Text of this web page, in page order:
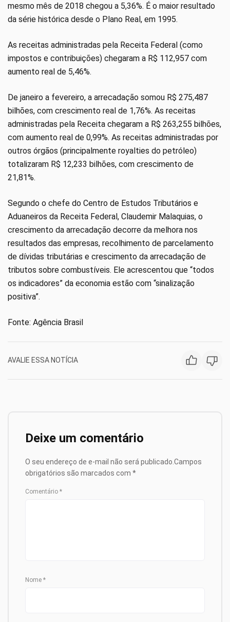
mesmo mês de 2018 chegou a 5,36%. É o maior resultado
da série histórica desde o Plano Real, em 1995.
As receitas administradas pela Receita Federal (como
impostos e contribuições) chegaram a R$ 112,957 com
aumento real de 5,46%.
De janeiro a fevereiro, a arrecadação somou R$ 275,487
bilhões, com crescimento real de 1,76%. As receitas
administradas pela Receita chegaram a R$ 263,255 bilhões,
com aumento real de 0,99%. As receitas administradas por
outros órgãos (principalmente royalties do petróleo)
totalizaram R$ 12,233 bilhões, com crescimento de
21,81%.
Segundo o chefe do Centro de Estudos Tributários e
Aduaneiros da Receita Federal, Claudemir Malaquias, o
crescimento da arrecadação decorre da melhora nos
resultados das empresas, recolhimento de parcelamento
de dívidas tributárias e crescimento da arrecadação de
tributos sobre combustíveis. Ele acrescentou que “todos
os indicadores” da economia estão com “sinalização
positiva”.
Fonte: Agência Brasil
AVALIE ESSA NOTÍCIA
Deixe um comentário
O seu endereço de e-mail não será publicado. Campos
obrigatórios são marcados com *
Comentário *
Nome *